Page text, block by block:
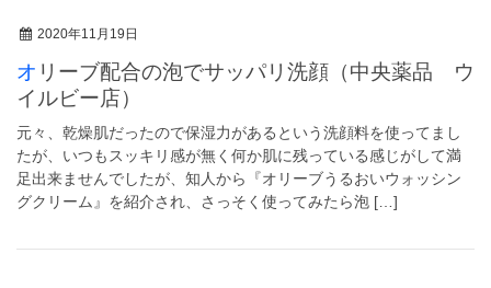
2020年11月19日
オリーブ配合の泡でサッパリ洗顔（中央薬品 ウ
イルビー店）
元々、乾燥肌だったので保湿力があるという洗顔料を使ってまし
たが、いつもスッキリ感が無く何か肌に残っている感じがして満
足出来ませんでしたが、知人から『オリーブうるおいウォッシン
グクリーム』を紹介され、さっそく使ってみたら泡 […]